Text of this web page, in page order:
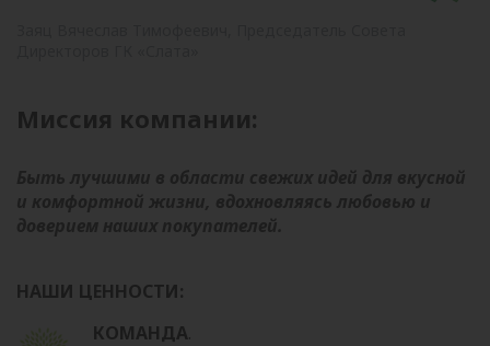
Миссия компании:
НАШИ ЦЕННОСТИ:
КОМАНДА.